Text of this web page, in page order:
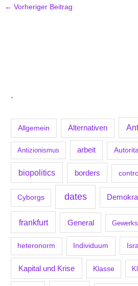
.
Allgemein Alternativen
Antizionismus arbeit
biopolitics borders
Cyborgs dates
frankfurt General
heteronorm Individuum
Kapital und Krise Klasse
← Vorheriger Beitrag